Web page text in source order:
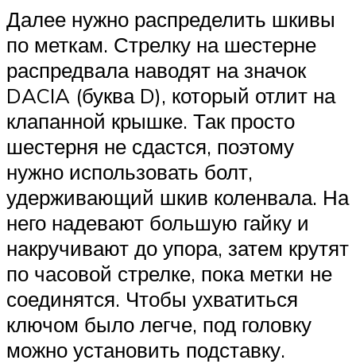
Далее нужно распределить шкивы
по меткам. Стрелку на шестерне
распредвала наводят на значок
DACIA (буква D), который отлит на
клапанной крышке. Так просто
шестерня не сдастся, поэтому
нужно использовать болт,
удерживающий шкив коленвала. На
него надевают большую гайку и
накручивают до упора, затем крутят
по часовой стрелке, пока метки не
соединятся. Чтобы ухватиться
ключом было легче, под головку
можно установить подставку.